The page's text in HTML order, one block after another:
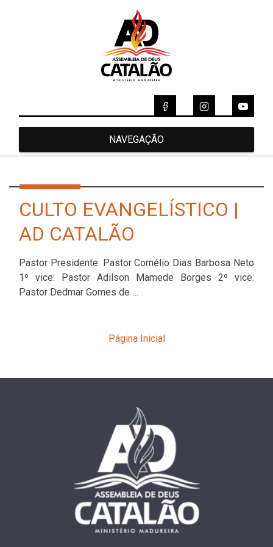
NAVEGAÇÃO
CULTO EVANGELÍSTICO |
AD CATALÃO
Pastor Presidente: Pastor Cornélio Dias Barbosa Neto
1º vice: Pastor Adilson Mamede Borges 2º vice:
Pastor Dedmar Gomes de …
Página Inicial